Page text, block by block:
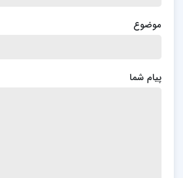
موضوع
پیام شما